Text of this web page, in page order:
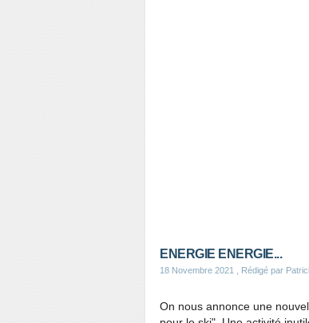
ENERGIE ENERGIE...
18 Novembre 2021 , Rédigé par
On nous annonce une